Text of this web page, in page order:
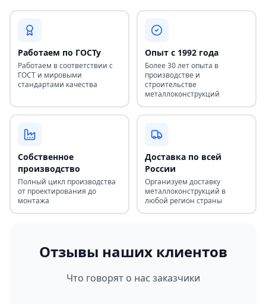
Работаем по ГОСТу
Работаем в соответствии с
ГОСТ и мировыми
стандартами качества
Опыт с 1992 года
Более 30 лет опыта в
производстве и
строительстве
металлоконструкций
Собственное
производство
Полный цикл производства
от проектирования до
монтажа
Доставка по всей
России
Организуем доставку
металлоконструкций в
любой регион страны
Отзывы наших клиентов
Что говорят о нас заказчики